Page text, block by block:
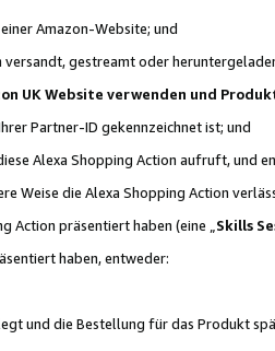
Amazon-Website; und
gestreamt oder
UK Website verwenden und
Partner-ID gekennzeichnet ist; und
Alexa Shopping Action aufruft, und
Weise die Alexa Shopping Action
präsentiert haben (eine „ Skills
haben, entweder:
und die Bestellung für das Produkt